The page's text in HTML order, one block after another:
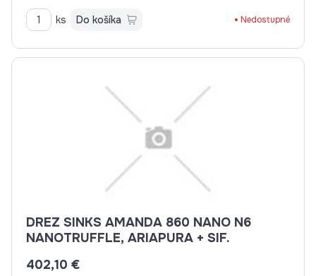
ks Do košíka Nedostupné
DREZ SINKS AMANDA 860 NANO N6
NANOTRUFFLE, ARIAPURA + SIF.
402,10 €